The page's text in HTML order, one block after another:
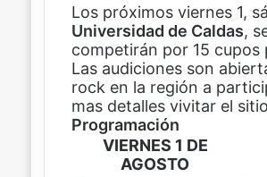
a
c
e
b
o
o
k
i
n
t
e
r
e
s
h
a
t
s
A
p
p
o
m
p
a
r
t
i
Los próximos viernes 1,
Universidad de Caldas,
competirán por 15
Las audiciones son
rock en la región a
mas detalles vivitar el
Programación
VIERNES 1 DE
AGOSTO